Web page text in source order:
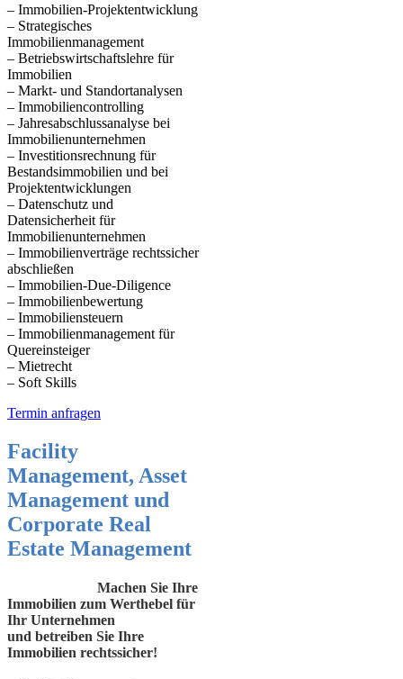
– Immobilien-Projektentwicklung
– Strategisches
Immobilienmanagement
– Betriebswirtschaftslehre für
Immobilien
– Markt- und Standortanalysen
– Immobiliencontrolling
– Jahresabschlussanalyse bei
Immobilienunternehmen
– Investitionsrechnung für
Bestandsimmobilien und bei
Projektentwicklungen
– Datenschutz und
Datensicherheit für
Immobilienunternehmen
– Immobilienverträge rechtssicher
abschließen
– Immobilien-Due-Diligence
– Immobilienbewertung
– Immobiliensteuern
– Immobilienmanagement für
Quereinsteiger
– Mietrecht
– Soft Skills
Termin anfragen
Facility
Management, Asset
Management und
Corporate Real
Estate Management
Machen Sie Ihre
Immobilien zum Werthebel für
Ihr Unternehmen
und betreiben Sie Ihre
Immobilien rechtssicher!